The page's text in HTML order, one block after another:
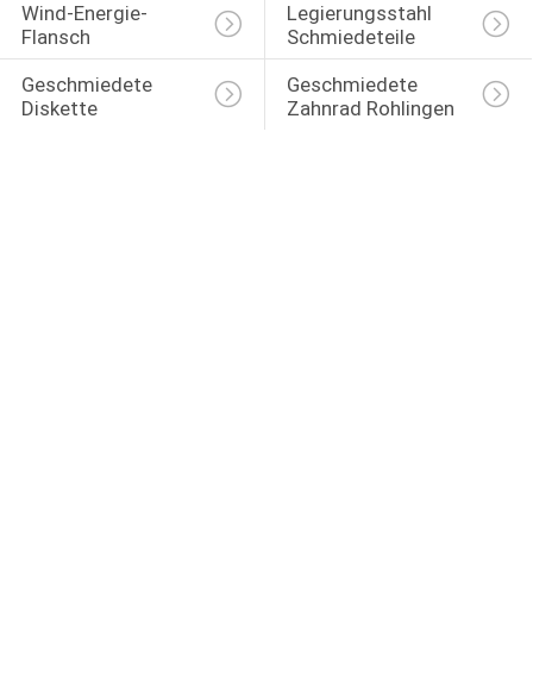
Wind-Energie-
Flansch
Legierungsstahl
Schmiedeteile
Geschmiedete
Diskette
Geschmiedete
Zahnrad Rohlingen